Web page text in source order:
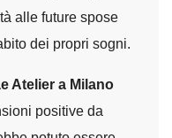
alle future spose
dei propri sogni.
Atelier a Milano
positive da